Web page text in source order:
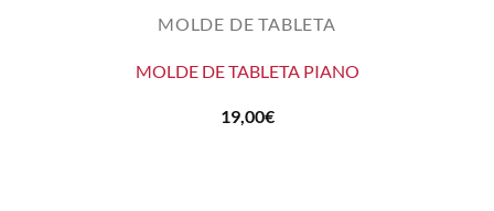
MOLDE DE TABLETA
MOLDE DE TABLETA PIANO
19,00€